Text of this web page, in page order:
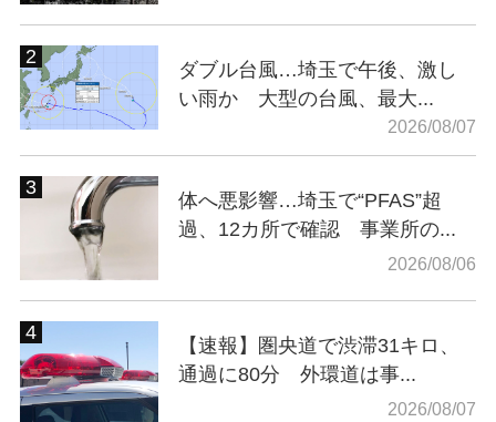
ダブル台風…埼玉で午後、激し
い雨か 大型の台風、最大...
2026/08/07
体へ悪影響…埼玉で“PFAS”超
過、12カ所で確認 事業所の...
2026/08/06
【速報】圏央道で渋滞31キロ、
通過に80分 外環道は事...
2026/08/07